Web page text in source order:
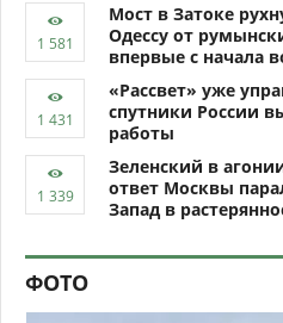
Мост в Затоке
Одессу от
впервые с начала
«Рассвет» уже
спутники России
работы
Зеленский в
ответ Москвы
Запад в
ФОТО